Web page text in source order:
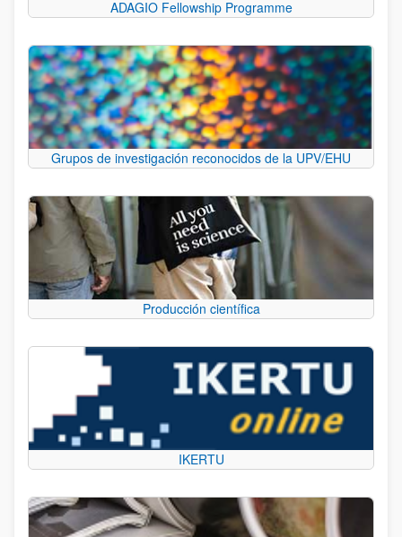
ADAGIO Fellowship Programme
Grupos de investigación reconocidos de la UPV/EHU
Producción científica
IKERTU